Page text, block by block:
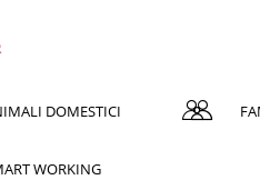
DOMESTICI
WORKING